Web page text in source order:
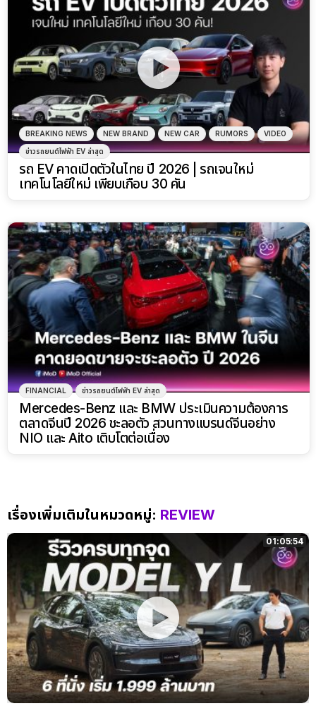
BREAKING NEWS NEW BRAND NEW CAR RUMORS VIDEO
ข่าวรถยนต์ไฟฟ้า EV ล่าสุด
รถ EV คาดเปิดตัวในไทย ปี 2026 | รถเจนใหม่
เทคโนโลยีใหม่ เพียบเกือบ 30 คัน
FINANCIAL ข่าวรถยนต์ไฟฟ้า EV ล่าสุด
Mercedes-Benz และ BMW ประเมินความต้องการ
ตลาดจีนปี 2026 ชะลอตัว สวนทางแบรนด์จีนอย่าง
NIO และ Aito เติบโตต่อเนื่อง
เรื่องเพิ่มเติมในหมวดหมู่: REVIEW
01:05:54